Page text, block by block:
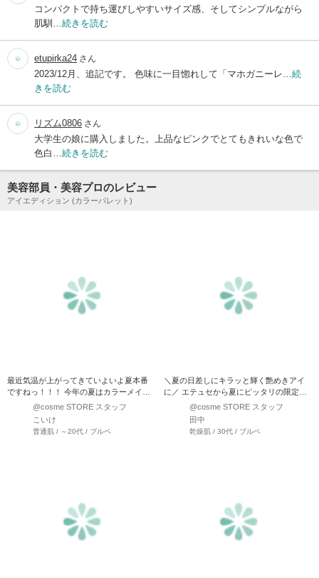
コンパクトで持ち運びしやすいサイズ感、そしてシンプルながら
肌馴… 続きを読む
etupirka24 さん
2023/12月、追記です。 色味に一目惚れして「マホガニーレ… 続
きを読む
リズム0806 さん
大学生の娘に購入しました。上品なピンクでとてもきれいな色で
色白… 続きを読む
美容部員・美容プロのレビュー
アイエディション (カラーパレット)
最近気温が上がってきていよいよ夏本番
ですねっ！！！ 今年の夏はカラーメイク
がトレンドです！！…
@cosme STORE スタッフ
こいけ
普通肌 / ～20代 / ブルベ
＼夏の日差しにキラッと輝く艶めきアイ
に／ エテュセから夏にピッタリの限定色
が登場！ イエベ…
@cosme STORE スタッフ
田中
乾燥肌 / 30代 / ブルベ